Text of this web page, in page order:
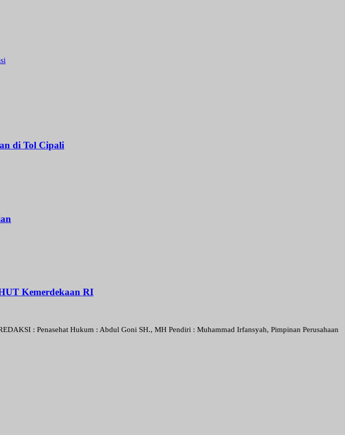
di Tol Cipali
Kemerdekaan RI
: Penasehat Hukum : Abdul Goni SH., MH Pendiri : Muhammad Irfansyah, Pimpinan Perusahaan :